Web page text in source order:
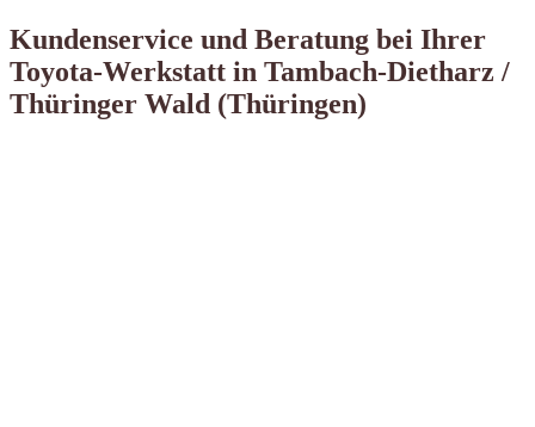
Kundenservice und Beratung bei Ihrer
Toyota-Werkstatt in Tambach-Dietharz /
Thüringer Wald (Thüringen)